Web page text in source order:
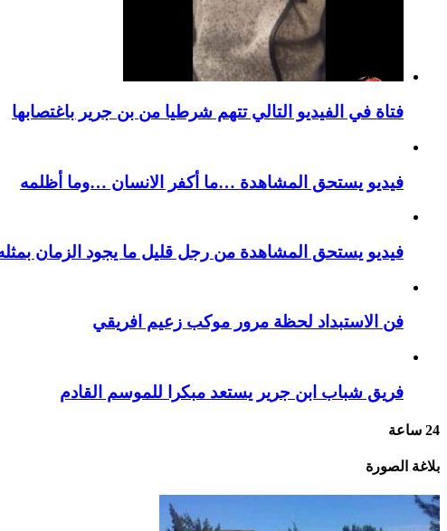
فتاة في الفيديو التالي تتهم شرطيا من بن جرير باغتصابها
فيديو يستحق المشاهدة …ما أكفر الانسان …وما أظلمه
فيديو يستحق المشاهدة من رجل قليل ما يجود الزمان
فن الاستبداد لحظة مرور موكب زعيم افريقي
فريق شباب ابن جرير يستعد مبكرا للموسم القادم
24 ساعة
بلاغة الصورة